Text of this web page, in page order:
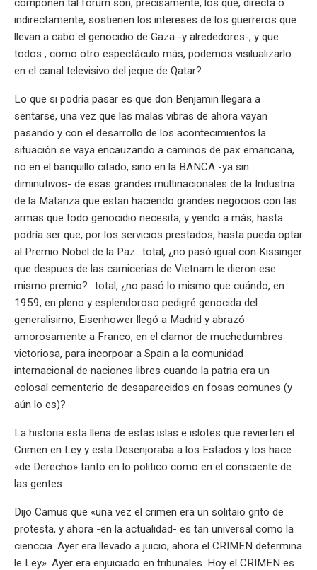
componen tal forum son, precisamente, los que, directa o
indirectamente, sostienen los intereses de los guerreros que
llevan a cabo el genocidio de Gaza -y alrededores-, y que
todos , como otro espectáculo más, podemos visilualizarlo
en el canal televisivo del jeque de Qatar?
Lo que si podría pasar es que don Benjamin llegara a
sentarse, una vez que las malas vibras de ahora vayan
pasando y con el desarrollo de los acontecimientos la
situación se vaya encauzando a caminos de pax emaricana,
no en el banquillo citado, sino en la BANCA -ya sin
diminutivos- de esas grandes multinacionales de la Industria
de la Matanza que estan haciendo grandes negocios con las
armas que todo genocidio necesita, y yendo a más, hasta
podría ser que, por los servicios prestados, hasta pueda optar
al Premio Nobel de la Paz…total, ¿no pasó igual con Kissinger
que despues de las carnicerias de Vietnam le dieron ese
mismo premio?…total, ¿no pasó lo mismo que cuándo, en
1959, en pleno y esplendoroso pedigré genocida del
generalisimo, Eisenhower llegó a Madrid y abrazó
amorosamente a Franco, en el clamor de muchedumbres
victoriosa, para incorpoar a Spain a la comunidad
internacional de naciones libres cuando la patria era un
colosal cementerio de desaparecidos en fosas comunes (y
aún lo es)?
La historia esta llena de estas islas e islotes que revierten el
Crimen en Ley y esta Desenjoraba a los Estados y los hace
«de Derecho» tanto en lo politico como en el consciente de
las gentes.
Dijo Camus que «una vez el crimen era un solitaio grito de
protesta, y ahora -en la actualidad- es tan universal como la
cienccia. Ayer era llevado a juicio, ahora el CRIMEN determina
le Ley». Ayer era enjuiciado en tribunales. Hoy el CRIMEN es